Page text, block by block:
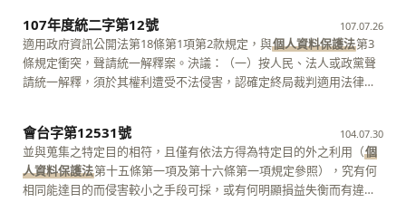
案；健保給付項目及支付標準類檔案等。健保署前曾將健保資料委託
財團法人國家衛生研究院（下稱國衛院）建置全民健康保險研究資料
庫，並自89年起對外提供使用，此一全民健康保險研究資料庫委託建
置利用關係，已於105年6月28日終止且不再由國衛院對外提供，國衛
康保險保險人資訊整合應用服務中心，依其自訂之全民健康保險保險
人資訊整合應用服務中心作業要點、全民健康保險保險人資訊整合應
用服務申請案件審核作業原則等規定，對外提供前開健保資料，該對
外提供之健保資料均已透過加密演算法以假名化處理。政府機關因公
二、四、五、六等規定所表示之法律上見解有所指摘，並未就上開規
定究如何違反憲法之理由具體表明，且法院裁判本身及其所持見解，
依現行法制，尚非得為本院解釋憲法之客體。又確定終局判決並未適
用系爭解釋，聲請人亦非系爭解釋之聲請人，且系爭解釋意旨及內容
1項第2款規定不合，依同條第3項規定，應不受理。 大法官會議主
席 大法官 許宗力 大法官 蔡烱燉 黃虹霞 吳陳鐶 蔡明誠 林
俊益 許志雄 張瓊文 黃瑞明 詹森林 黃昭元 謝銘洋 呂太
郎 楊惠欽 蔡宗珍
經專業醫療鑑定，侵害聲請人受憲法第16條所保障之訴訟權等語。核
其所陳，僅係爭執法院認事用法之當否，並未具體指明確定終局判決
所適用之何法令究有如何牴觸憲法之處；且依現行法制，法院裁判本
身及其所持見解，並非得為本院解釋憲法之客體。是本件聲請，核與
羅昌發 黃虹霞 吳陳鐶 蔡明誠 林俊益 許志雄 張瓊文 黃瑞
明 詹森林 黃昭元
論證不周之情形，難謂有聲請補充解釋之正當理由，核無補充解釋之
必要。至聲請人其餘所陳，核屬對於法院認事用法及裁判結果當否之
爭執，並未具體指摘確定終局裁定所適用之何一法律或命令有何牴觸
憲法之處。且法院裁判本身及其所持見解，依現行法制，並非得為聲
項第2款規定不合，依同條第3項規定，應不受理。又本件聲請憲法解
釋部分既已不受理，聲請人有關暫時處分之聲請即失所依附，應併予
駁回。 大法官會議主席 大法官 許宗力 大法官 蔡烱燉 陳碧玉
黃璽君 羅昌發 湯德宗 黃虹霞 吳陳鐶 蔡明誠 林俊益 許志
107年度統二字第12號 107.07.26
適用政府資訊公開法第18條第1項第2款規定，與個人資料保護法第3
條規定衝突，聲請統一解釋案。決議：（一）按人民、法人或政黨聲
請統一解釋，須於其權利遭受不法侵害，認確定終局裁判適用法律或
法第7條第1項第2款定有明文。 （二）本件聲請人因傷害等案件，認
臺灣高等法院高雄分院106年度上易字第812號刑事判決（下稱確定終
局判決），適用政府資訊公開法第18條第1項第2款規定，與
個人資料
保護法第3條規定衝突，聲請統一解釋。聲請意旨略以，其未能依上開
會台字第12531號 104.07.30
並與蒐集之特定目的相符，且僅有依法方得為特定目的外之利用（個
人資料保護法第十五條第一項及第十六條第一項規定參照），究有何
相同能達目的而侵害較小之手段可採，或有何明顯損益失衡而有違比